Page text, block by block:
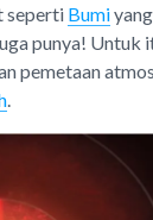
seperti Bumi
punya! Untuk
pemetaan
.